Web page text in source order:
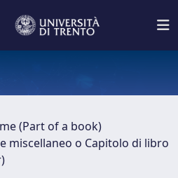
(Part of a book)
miscellaneo o Capitolo di libro